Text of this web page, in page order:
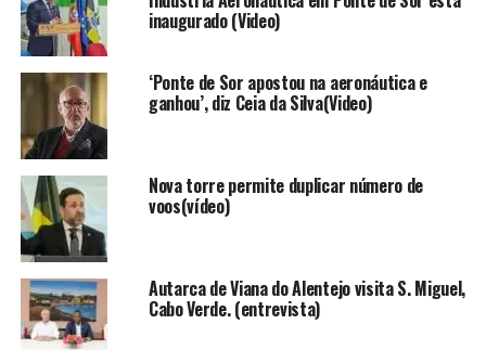
inaugurado (Video)
‘Ponte de Sor apostou na aeronáutica e
ganhou’, diz Ceia da Silva(Video)
Nova torre permite duplicar número de
voos(vídeo)
Autarca de Viana do Alentejo visita S. Miguel,
Cabo Verde. (entrevista)